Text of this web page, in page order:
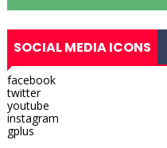
SOCIAL MEDIA ICONS
facebook
twitter
youtube
instagram
gplus